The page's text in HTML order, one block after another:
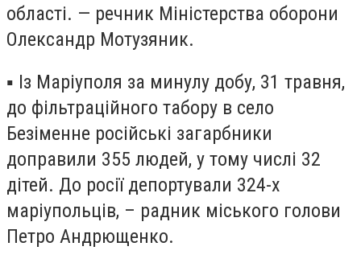
області. — речник Міністерства оборони
Олександр Мотузяник.
▪️ Із Маріуполя за минулу добу, 31 травня,
до фільтраційного табору в село
Безіменне російські загарбники
доправили 355 людей, у тому числі 32
дітей. До росії депортували 324-х
маріупольців, – радник міського голови
Петро Андрющенко.